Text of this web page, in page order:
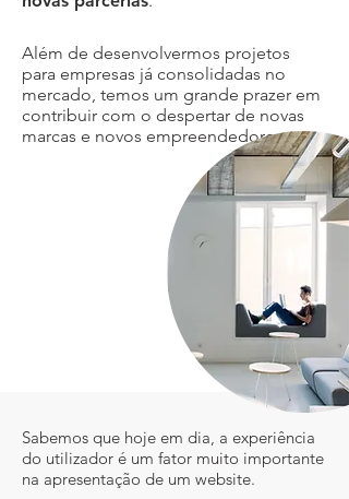
Além de desenvolvermos projetos
para empresas já consolidadas no
mercado, temos um grande prazer em
contribuir com o despertar de novas
marcas e novos empreendedores.
Sabemos que hoje em dia, a experiência
do utilizador é um fator muito importante
na apresentação de um website.